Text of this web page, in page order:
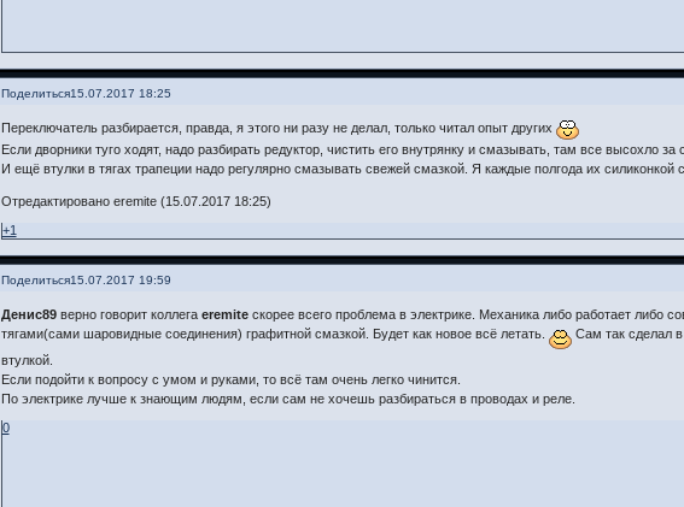
Поделиться15.07.2017 18:25
Переключатель разбирается, правда, я этого ни разу не делал, только читал опыт других
Если дворники туго ходят, надо разбирать редуктор, чистить его внутрянку и смазывать, там все высохло
И ещё втулки в тягах трапеции надо регулярно смазывать свежей смазкой. Я каждые полгода их силиконкой
Отредактировано eremite (15.07.2017 18:25)
+1
Поделиться15.07.2017 19:59
Денис89верно говорит коллега eremiteскорее всего проблема в электрике. Механика либо работает либо
тягами(сами шаровидные соединения) графитной смазкой. Будет как новое всё летать.
Сам так сделал
втулкой.
Если подойти к вопросу с умом и руками, то всё там очень легко чинится.
По электрике лучше к знающим людям, если сам не хочешь разбираться в проводах и реле.
0